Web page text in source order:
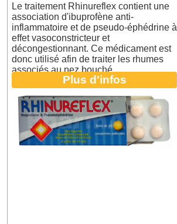
Le traitement Rhinureflex contient une
association d'ibuprofène anti-
inflammatoire et de pseudo-éphédrine à
effet vasoconstricteur et
décongestionnant. Ce médicament est
donc utilisé afin de traiter les rhumes
associés au nez bouché.
Plus d'infos